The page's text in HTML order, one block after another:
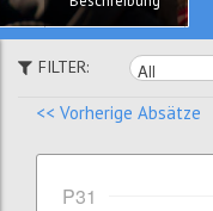
FILTER:
<< Vorherige Absätze
P31